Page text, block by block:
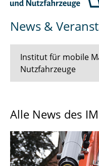
News &
Institut für mobile
Nutzfahrzeuge
Forschung
Alle News des